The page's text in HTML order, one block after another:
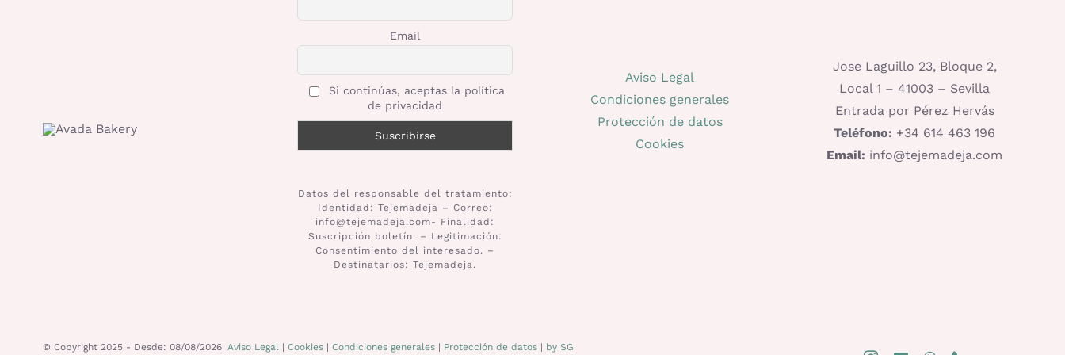
Email
Si continúas, aceptas la política
de privacidad
Datos del responsable del tratamiento:
Identidad: Tejemadeja – Correo:
info@tejemadeja.com- Finalidad:
Suscripción boletín. – Legitimación:
Consentimiento del interesado. –
Destinatarios: Tejemadeja.
Aviso Legal
Condiciones generales
Protección de datos
Cookies
Jose Laguillo 23, Bloque 2,
Local 1 – 41003 – Sevilla
Entrada por Pérez Hervás
Teléfono: +34 614 463 196
Email: info@tejemadeja.com
© Copyright 2025 - Desde: 08/08/2026| Aviso Legal| Cookies| Condiciones generales| Protección de datos| by SG